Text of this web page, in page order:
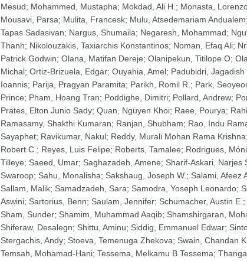
Mesud; Mohammed, Mustapha; Mokdad, Ali H. ; Monasta,
Mousavi, Parsa; Mulita, Francesk; Mulu, Atsedemariam Andualem;
Tapas Sadasivan; Nargus, Shumaila; Negaresh, Mohammad;
Thanh; Nikolouzakis, Taxiarchis Konstantinos; Noman, Efaq Ali;
Patrick Godwin; Olana, Matifan Dereje; Olanipekun, Titilope O;
Michal; Ortiz-Brizuela, Edgar; Ouyahia, Amel; Padubidri, Jagadish
Ioannis; Parija, Pragyan Paramita; Parikh, Romil R. ; Park,
Prince; Pham, Hoang Tran; Poddighe, Dimitri; Pollard, Andrew;
Prates, Elton Junio Sady; Quan, Nguyen Khoi; Raee, Pourya;
Ramasamy, Shakthi Kumaran; Ranjan, Shubham; Rao, Indu
Sayaphet; Ravikumar, Nakul; Reddy, Murali Mohan Rama Krishna;
Robert C. ; Reyes, Luis Felipe; Roberts, Tamalee; Rodrigues,
Tilleye; Saeed, Umar; Saghazadeh, Amene; Sharif-Askari, Narjes
Swaroop; Sahu, Monalisha; Sakshaug, Joseph W. ; Salami, Afeez
Sallam, Malik; Samadzadeh, Sara; Samodra, Yoseph Leonardo;
Aswini; Sartorius, Benn; Saulam, Jennifer; Schumacher, Austin E. ;
Sham, Sunder; Shamim, Muhammad Aaqib; Shamshirgaran,
Shiferaw, Desalegn; Shittu, Aminu; Siddig, Emmanuel Edwar;
Stergachis, Andy; Stoeva, Temenuga Zhekova; Swain, Chandan
Temsah, Mohamad-Hani; Tessema, Melkamu B Tessema;